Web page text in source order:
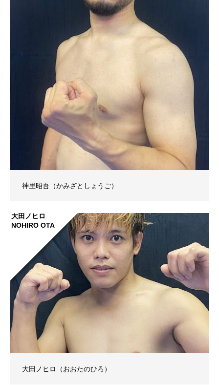
神里昭吾（かみざとしょうご）
大田ノヒロ
NOHIRO OTA
大田ノヒロ（おおたのひろ）